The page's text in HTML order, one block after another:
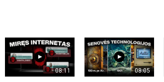
08:11 08:05